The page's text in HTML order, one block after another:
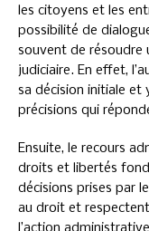
les citoyens et les
possibilité de
souvent de résoudre
judiciaire. En effet,
sa décision initiale
précisions qui
Ensuite, le recours
droits et libertés
décisions prises par
au droit et